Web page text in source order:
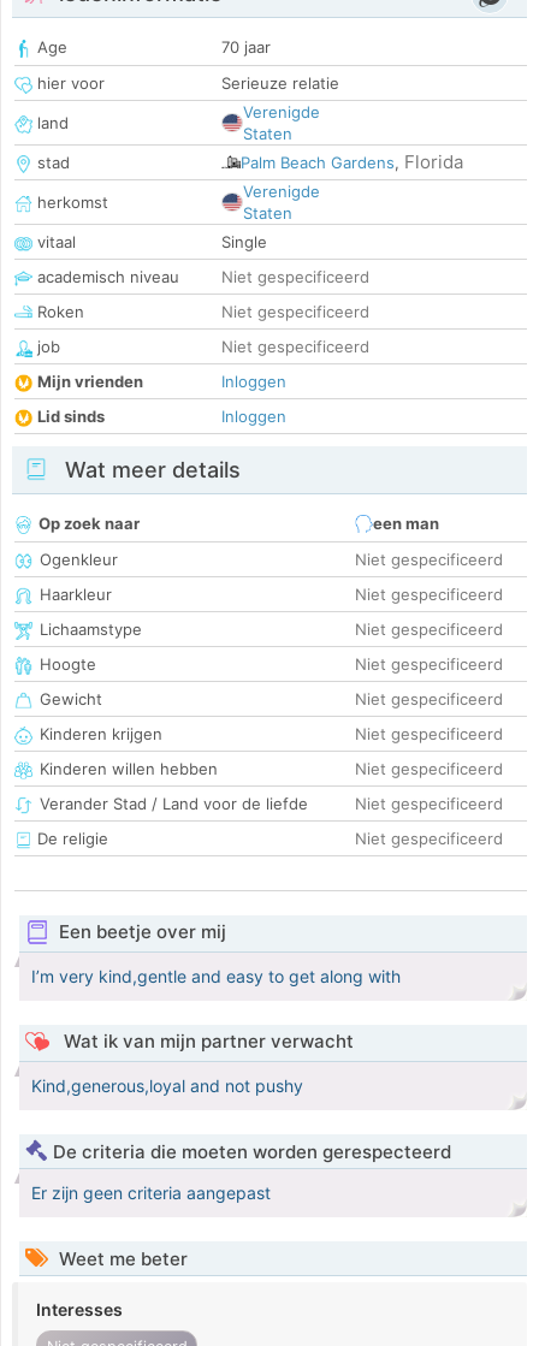
Age
70 jaar
hier voor
Serieuze relatie
land
Verenigde
Staten
stad
Palm Beach Gardens, Florida
herkomst
Verenigde
Staten
vitaal
Single
academisch niveau
Niet gespecificeerd
Roken
Niet gespecificeerd
job
Niet gespecificeerd
Mijn vrienden
Inloggen
Lid sinds
Inloggen
Wat meer details
Op zoek naar
een man
Ogenkleur
Niet gespecificeerd
Haarkleur
Niet gespecificeerd
Lichaamstype
Niet gespecificeerd
Hoogte
Niet gespecificeerd
Gewicht
Niet gespecificeerd
Kinderen krijgen
Niet gespecificeerd
Kinderen willen hebben
Niet gespecificeerd
Verander Stad / Land voor de liefde
Niet gespecificeerd
De religie
Niet gespecificeerd
Een beetje over mij
I’m very kind,gentle and easy to get along with
Wat ik van mijn partner verwacht
Kind,generous,loyal and not pushy
De criteria die moeten worden gerespecteerd
Er zijn geen criteria aangepast
Weet me beter
Interesses